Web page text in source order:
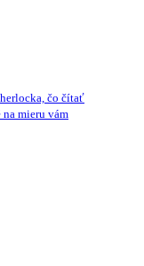
čo čítať
mieru vám